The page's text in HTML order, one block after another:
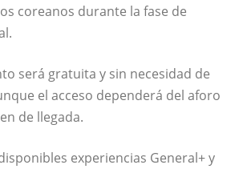
coreanos durante la fase de
será gratuita y sin necesidad de
el acceso dependerá del aforo
de llegada.
experiencias General+ y